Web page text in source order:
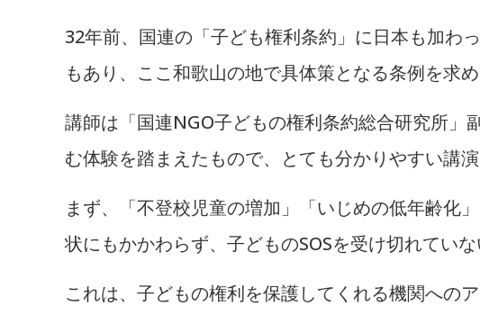
32年前、国連の「子ども権利条約」に日本も加わ
もあり、ここ和歌山の地で具体策となる条例を求め
講師は「国連NGO子どもの権利条約総合研究所」
む体験を踏まえたもので、とても分かりやすい講演
まず、「不登校児童の増加」「いじめの低年齢化
状にもかかわらず、子どものSOSを受け切れていな
これは、子どもの権利を保護してくれる機関への